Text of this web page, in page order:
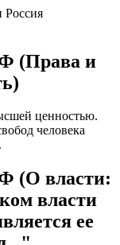
Россия
(Права и
ценностью.
человека
(О власти:
власти
ее